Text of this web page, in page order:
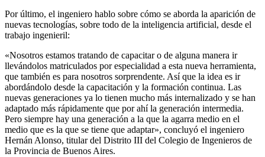
Por último, el ingeniero hablo sobre cómo se aborda la aparición de
nuevas tecnologías, sobre todo de la inteligencia artificial, desde el
trabajo ingenieril:
«Nosotros estamos tratando de capacitar o de alguna manera ir
llevándolos matriculados por especialidad a esta nueva herramienta,
que también es para nosotros sorprendente. Así que la idea es ir
abordándolo desde la capacitación y la formación continua. Las
nuevas generaciones ya lo tienen mucho más internalizado y se han
adaptado más rápidamente que por ahí la generación intermedia.
Pero siempre hay una generación a la que la agarra medio en el
medio que es la que se tiene que adaptar», concluyó el ingeniero
Hernán Alonso, titular del Distrito III del Colegio de Ingenieros de
la Provincia de Buenos Aires.